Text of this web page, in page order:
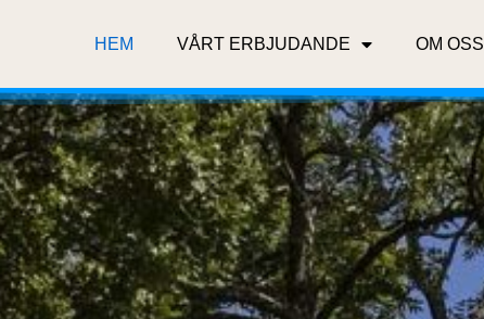
HEM VÅRT ERBJUDANDE OM OSS